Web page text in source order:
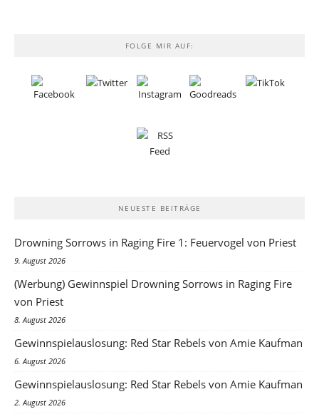
FOLGE MIR AUF:
NEUESTE BEITRÄGE
Drowning Sorrows in Raging Fire 1: Feuervogel von Priest
9. August 2026
(Werbung) Gewinnspiel Drowning Sorrows in Raging Fire
von Priest
8. August 2026
Gewinnspielauslosung: Red Star Rebels von Amie Kaufman
6. August 2026
Gewinnspielauslosung: Red Star Rebels von Amie Kaufman
2. August 2026